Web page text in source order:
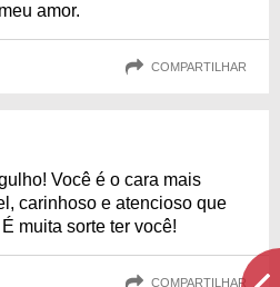
amor.
COMPARTILHAR
Você é o cara mais
carinhoso e atencioso que
muita sorte ter você!
COMPARTILHAR